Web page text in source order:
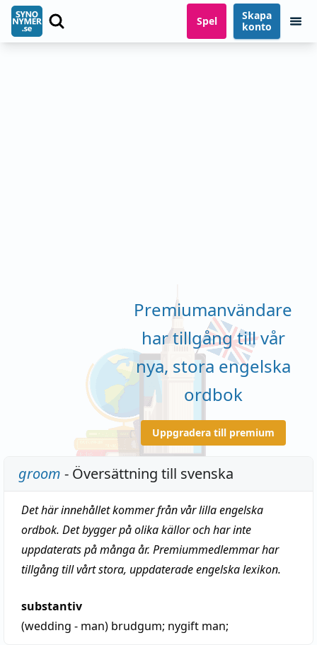
Spel
Skapa
konto
Premiumanvändare
har tillgång till vår
nya, stora engelska
ordbok
Uppgradera till premium
groom - Översättning till svenska
Det här innehållet kommer från vår lilla engelska
ordbok. Det bygger på olika källor och har inte
uppdaterats på många år. Premiummedlemmar har
tillgång till vårt stora, uppdaterade engelska lexikon.
substantiv
(wedding - man) brudgum; nygift man;